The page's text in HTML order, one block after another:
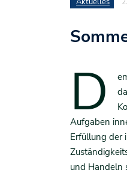
D
Aufgaben
Erfüllung der
und Handeln